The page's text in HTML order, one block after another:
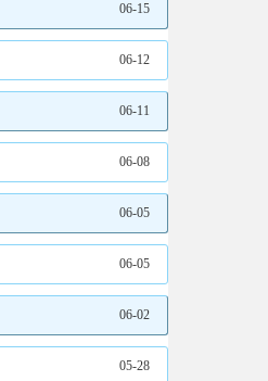
06-15
06-12
06-11
06-08
06-05
06-05
06-02
05-28